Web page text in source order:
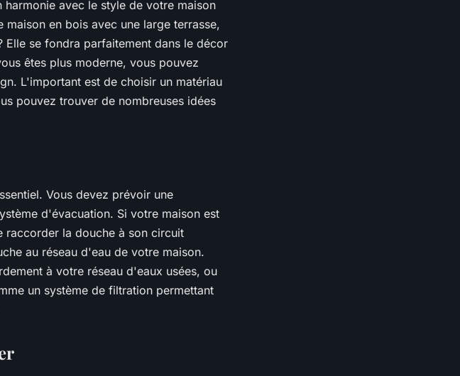
avec le style de votre maison
en bois avec une large terrasse,
se fondra parfaitement dans le décor
êtes plus moderne, vous pouvez
L'important est de choisir un matériau
pouvez trouver de nombreuses idées
Vous devez prévoir une
d'évacuation. Si votre maison est
raccorder la douche à son circuit
au réseau d'eau de votre maison.
à votre réseau d'eaux usées, ou
un système de filtration permettant